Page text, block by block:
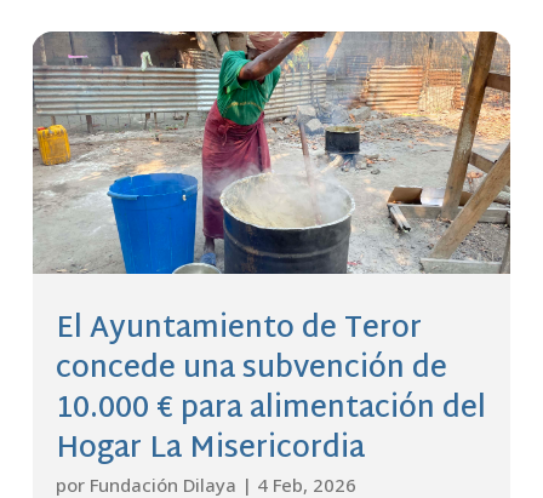
El Ayuntamiento de Teror
concede una subvención de
10.000 € para alimentación del
Hogar La Misericordia
por Fundación Dilaya | 4 Feb, 2026